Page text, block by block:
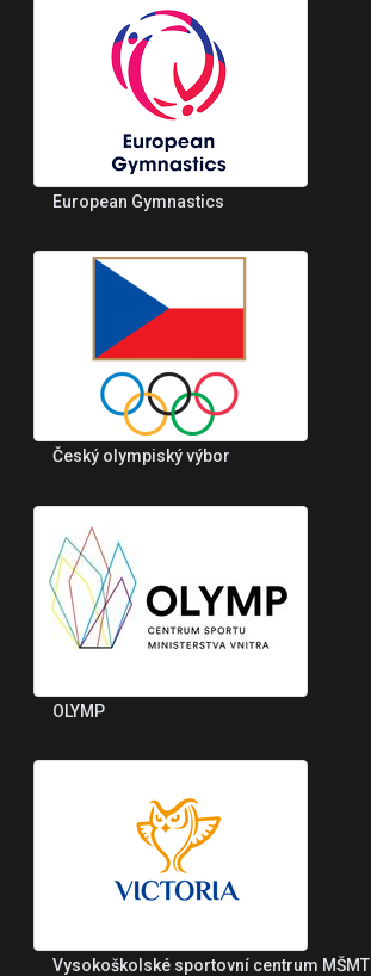
European Gymnastics
Český olympiský výbor
OLYMP
Vysokoškolské sportovní centrum MŠMT